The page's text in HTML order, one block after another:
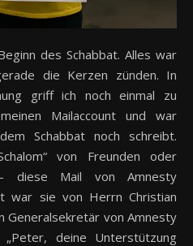
die Kerzen zünden. In
griff ich noch einmal zu
Mailaccount und war
Schabbat noch schreibt.
von Freunden oder
diese Mail von Amnesty
war sie von Herrn Christian
von Amnesty
deine Unterstützung